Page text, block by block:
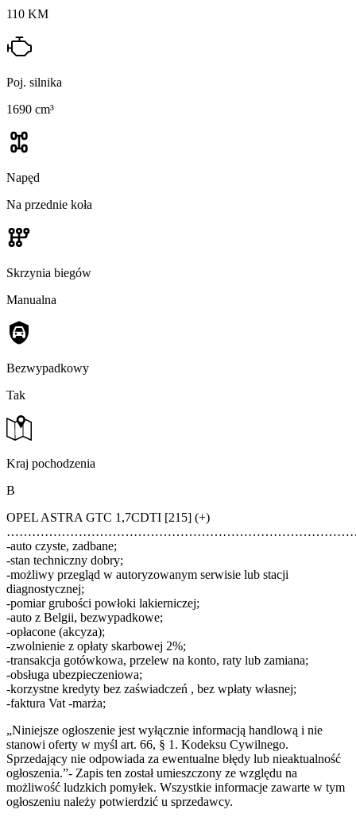
110 KM
Poj. silnika
1690 cm³
Napęd
Na przednie koła
Skrzynia biegów
Manualna
Bezwypadkowy
Tak
Kraj pochodzenia
B
OPEL ASTRA GTC 1,7CDTI [215] (+)
-auto czyste, zadbane;
-stan techniczny dobry;
-możliwy przegląd w autoryzowanym serwisie lub stacji
diagnostycznej;
-pomiar grubości powłoki lakierniczej;
-auto z Belgii, bezwypadkowe;
-opłacone (akcyza);
-zwolnienie z opłaty skarbowej 2%;
-transakcja gotówkowa, przelew na konto, raty lub zamiana;
-obsługa ubezpieczeniowa;
-korzystne kredyty bez zaświadczeń , bez wpłaty własnej;
-faktura Vat -marża;
„Niniejsze ogłoszenie jest wyłącznie informacją handlową i nie
stanowi oferty w myśl art. 66, § 1. Kodeksu Cywilnego.
Sprzedający nie odpowiada za ewentualne błędy lub nieaktualność
ogłoszenia.”- Zapis ten został umieszczony ze względu na
możliwość ludzkich pomyłek. Wszystkie informacje zawarte w tym
ogłoszeniu należy potwierdzić u sprzedawcy.